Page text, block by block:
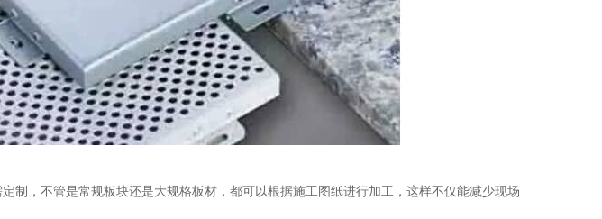
制，不管是常规板块还是大规格板材，都可以根据施工图纸进行加工，这样不仅能减少现场